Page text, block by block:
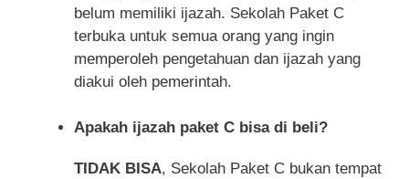
belum memiliki ijazah. Sekolah Paket C
terbuka untuk semua orang yang ingin
memperoleh pengetahuan dan ijazah yang
diakui oleh pemerintah.
Apakah ijazah paket C bisa di beli?
TIDAK BISA, Sekolah Paket C bukan tempat